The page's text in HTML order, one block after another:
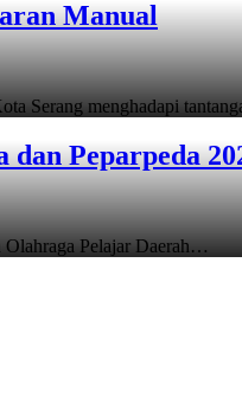
Manual
Serang menghadapi
Peparpeda
Olahraga Pelajar Daerah…